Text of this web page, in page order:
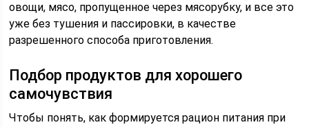
овощи, мясо, пропущенное через мясорубку, и все это
уже без тушения и пассировки, в качестве
разрешенного способа приготовления.
Подбор продуктов для хорошего
самочувствия
Чтобы понять, как формируется рацион питания при